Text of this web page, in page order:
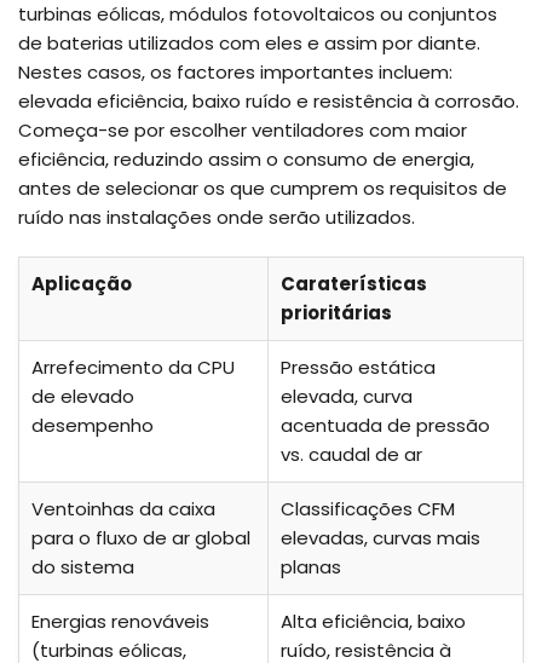
turbinas eólicas, módulos fotovoltaicos ou conjuntos
de baterias utilizados com eles e assim por diante.
Nestes casos, os factores importantes incluem:
elevada eficiência, baixo ruído e resistência à corrosão.
Começa-se por escolher ventiladores com maior
eficiência, reduzindo assim o consumo de energia,
antes de selecionar os que cumprem os requisitos de
ruído nas instalações onde serão utilizados.
Aplicação
Caraterísticas
prioritárias
Arrefecimento da CPU
de elevado
desempenho
Pressão estática
elevada, curva
acentuada de pressão
vs. caudal de ar
Ventoinhas da caixa
para o fluxo de ar global
do sistema
Classificações CFM
elevadas, curvas mais
planas
Energias renováveis
(turbinas eólicas,
Alta eficiência, baixo
ruído, resistência à